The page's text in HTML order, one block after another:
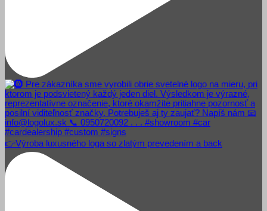
👉Výroba luxusného loga so zlatým prevedením a back